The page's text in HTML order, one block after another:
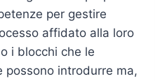
per gestire
affidato alla loro
i blocchi che le
possono introdurre ma,